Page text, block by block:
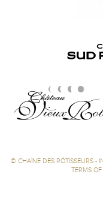
© CHAÎNE DES RÔTISSEURS -
TERMS